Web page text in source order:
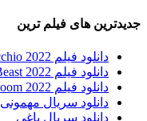
جدیدترین های فیلم ترین
دانلود فیلم Pinocchio 2022 پینوکیو
دانلود فیلم Beast 2022 هیولا
دانلود فیلم Wire Room 2022 اتاق شنود
دانلود سریال مهمونی
دانلود سریال یاغی